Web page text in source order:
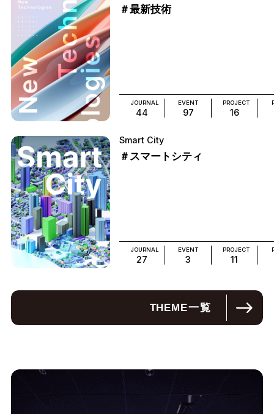
＃最新技術
JOURNAL
44
EVENT
97
PROJECT
16
Smart City
＃スマートシティ
JOURNAL
27
EVENT
3
PROJECT
11
THEME一覧